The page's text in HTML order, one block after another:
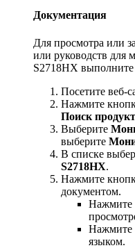
Документация
Для просмотра или
или руководств для
S2718HX
Посетите веб-
Нажмите
Поиск
Выберите
выберите
В списке
S2718HX.
Нажмите
документом.
Нажмите
Нажмите
языком.